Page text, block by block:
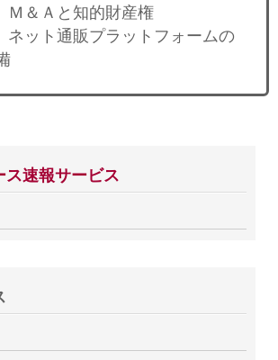
＆Ａと知的財産権
ット通販プラットフォームの
ス速報サービス